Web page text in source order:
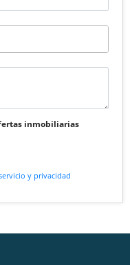
inmobiliarias
y privacidad